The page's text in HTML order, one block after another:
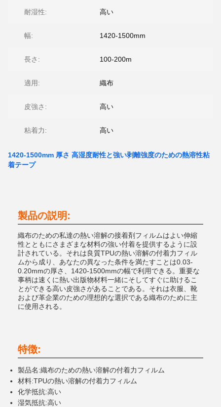
耐湿性: 高い
幅: 1420-1500mm
長さ: 100-200m
適用: 織布
皮強さ: 高い
粘着力: 高い
1420-1500mm 厚さ 高湿度耐性と強い剥離強度のための熱溶性粘
着テープ
製品の説明:
織布のための私達の熱い溶解の接着剤フィルムはよい伸縮
性とともにさまざまな材料の強い付着を提供するように設
計されている。それは良質TPUの熱い溶解の付着力フィル
ムから成り、あなたの異なった条件を満たすことは0.03-
0.20mmの厚さ、1420-1500mmの幅で利用できる。重要な
事柄は速くに熱い出版物材料一緒にそしてすぐに助けるこ
とができる高い皮強さがあることである。それは衣服、靴
および革企業のための理想的な選択である織布のために主
に使用される。
特徴:
製品名:織布のための熱い溶解の付着力フィルム
材料:TPUの熱い溶解の付着力フィルム
化学抵抗:高い
湿気抵抗:高い